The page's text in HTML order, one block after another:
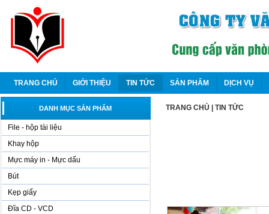
TRANG CHỦ GIỚI THIỆU TIN TỨC SẢN PHẨM DỊCH VỤ
DANH MỤC SẢN PHẨM
File - hộp tài liệu
Khay hộp
Mực máy in - Mực dấu
Bút
Kẹp giấy
Đĩa CD - VCD
TRANG CHỦ TIN TỨC